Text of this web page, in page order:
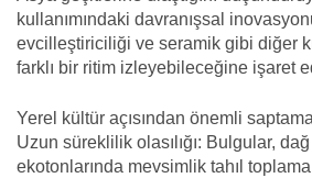
kullanımındaki davranışsal
evcilleştiriciliği ve seramik gibi diğer
farklı bir ritim izleyebileceğine işaret
Yerel kültür açısından önemli
Uzun süreklilik olasılığı: Bulgular,
ekotonlarında mevsimlik tahıl